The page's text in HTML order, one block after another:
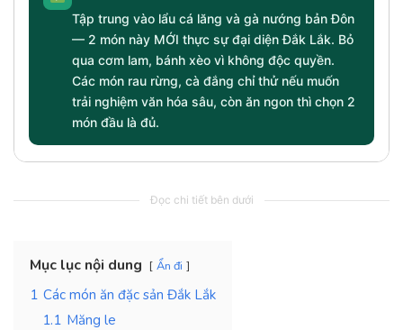
Tập trung vào lẩu cá lăng và gà nướng bản Đôn
— 2 món này MỚI thực sự đại diện Đắk Lắk. Bỏ
qua cơm lam, bánh xèo vì không độc quyền.
Các món rau rừng, cà đắng chỉ thử nếu muốn
trải nghiệm văn hóa sâu, còn ăn ngon thì chọn 2
món đầu là đủ.
Đọc chi tiết bên dưới
Mục lục nội dung Ẩn đi
1 Các món ăn đặc sản Đắk Lắk
1.1 Măng le